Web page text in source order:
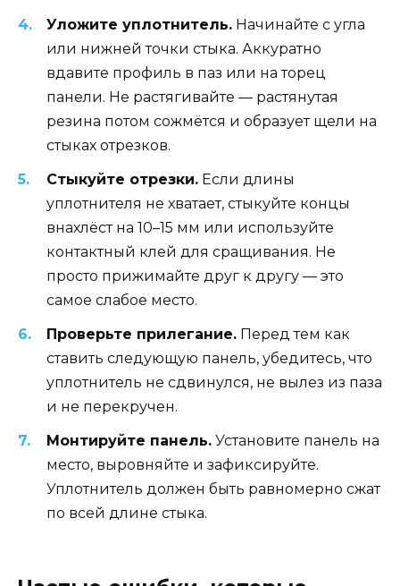
Уложите уплотнитель. Начинайте с угла
или нижней точки стыка. Аккуратно
вдавите профиль в паз или на торец
панели. Не растягивайте — растянутая
резина потом сожмётся и образует щели на
стыках отрезков.
Стыкуйте отрезки. Если длины
уплотнителя не хватает, стыкуйте концы
внахлёст на 10–15 мм или используйте
контактный клей для сращивания. Не
просто прижимайте друг к другу — это
самое слабое место.
Проверьте прилегание. Перед тем как
ставить следующую панель, убедитесь, что
уплотнитель не сдвинулся, не вылез из паза
и не перекручен.
Монтируйте панель. Установите панель на
место, выровняйте и зафиксируйте.
Уплотнитель должен быть равномерно сжат
по всей длине стыка.